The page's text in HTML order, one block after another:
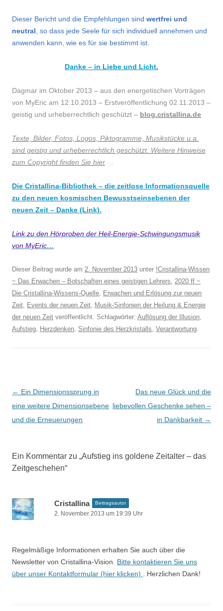
Dieser Bericht und die Empfehlungen sind wertfrei und
neutral , so dass jede Seele für sich individuell annehmen und
anwenden kann, wie es für sie bestimmt ist.
Danke – in Liebe und Licht.
Dagmar im Oktober 2013 – aus den energetischen Vorträgen
von MyEric am 12.10.2013 – Erstveröffentlichung 02.11.2013 –
geistig und urheberrechtlich geschützt – blog.cristallina.de
Texte, Bilder, Fotos, Logos, Piktogramme, Musikstücke u.a.
sind geistig und urheberrechtlich geschützt. Weitere Hinweise
zum Copyright finden Sie hier …
Die Cristallina-Bibliothek – die zeitlose Informationsquelle
zu den neuen kosmischen Bewusstseinsebenen der
neuen Zeit – Danke (Link).
Link zu den Hörproben der Heil-Energie-Schwingungsmusik
von MyEric…
Dieser Beitrag wurde am 2. November 2013 unter !Cristallina-Wissen
~ Das Erwachen – Botschaften eines geistigen Lehrers, 2020 ff ~
Die Cristallina-Wissens-Quelle, Erwachen und Erlösung zur neuen
Zeit, Events der neuen Zeit, Musik-Sinfonien der Heilung & Energie
der neuen Zeit veröffentlicht. Schlagwörter: Auflösung der Illusion,
Aufstieg, Herzdenken, Sinfonie des Herzkristalls, Verantwortung.
Beitragsnavigation
← Ein Dimensionssprung in
eine weitere Dimensionsebene
und die Erneuerungen
Das neue Glück und die
liebevollen Geschenke sehen –
in Dankbarkeit →
Ein Kommentar zu „Aufstieg ins goldene Zeitalter – das
Zeitgeschehen“
Cristallina Beitragsautor
2. November 2013 um 19:39 Uhr
Regelmäßige Informationen erhalten Sie auch über die
Newsletter von Cristallina-Vision. Bitte kontaktieren Sie uns
über unser Kontaktformular (hier klicken)
. Herzlichen Dank!